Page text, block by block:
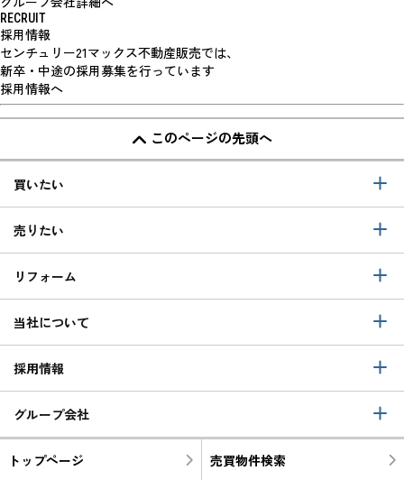
RECRUIT
採用情報
センチュリー21マックス不動産販売では、
新卒・中途の採用募集を行っています
採用情報へ
このページの先頭へ
買いたい
売りたい
リフォーム
当社について
採用情報
グループ会社
トップページ 売買物件検索